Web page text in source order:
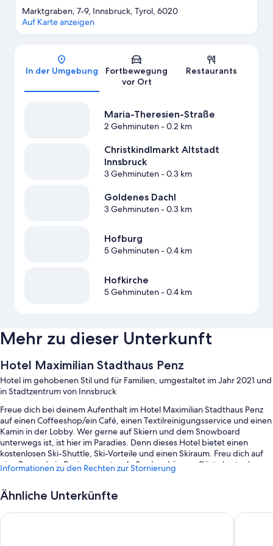
Karte
Marktgraben, 7-9, Innsbruck, Tyrol, 6020
Auf Karte anzeigen
In der Umgebung
Fortbewegung
vor Ort
Restaurants
Maria-Theresien-Straße
2 Gehminuten- 0.2 km
Christkindlmarkt Altstadt
Innsbruck
3 Gehminuten- 0.3 km
Goldenes Dachl
3 Gehminuten- 0.3 km
Hofburg
5 Gehminuten- 0.4 km
Hofkirche
5 Gehminuten- 0.4 km
Mehr zu dieser Unterkunft
Hotel Maximilian Stadthaus Penz
Hotel im gehobenen Stil und für Familien, umgestaltet im Jahr 2021 und
in Stadtzentrum von Innsbruck
Freue dich bei deinem Aufenthalt im Hotel Maximilian Stadthaus Penz
auf einen Coffeeshop/ein Café, einen Textilreinigungsservice und einen
Kamin in der Lobby. Wer gerne auf Skiern und dem Snowboard
unterwegs ist, ist hier im Paradies. Denn dieses Hotel bietet einen
kostenlosen Ski-Shuttle, Ski-Vorteile und einen Skiraum. Freu dich auf
eine Bar und ein Businesscenter. Außerdem können Gäste kostenloses
WLAN in den Zimmern (Geschwindigkeit: > 50 MBit/s) nutzen, um in
Informationen zu den Rechten zur Stornierung
Ähnliche Unterkünfte
AC Hotel by Marriott Innsbruck Stage